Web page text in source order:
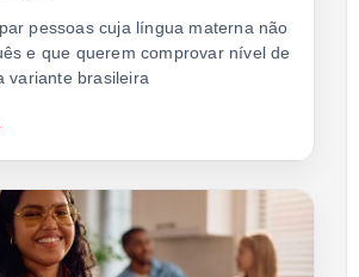
pessoas cuja língua materna não
e que querem comprovar nível de
variante brasileira